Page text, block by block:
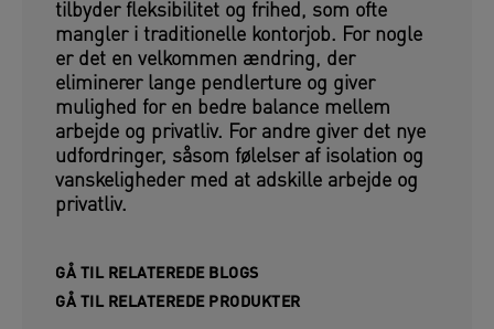
tilbyder fleksibilitet og frihed, som ofte
mangler i traditionelle kontorjob. For nogle
er det en velkommen ændring, der
eliminerer lange pendlerture og giver
mulighed for en bedre balance mellem
arbejde og privatliv. For andre giver det nye
udfordringer, såsom følelser af isolation og
vanskeligheder med at adskille arbejde og
privatliv.
GÅ TIL RELATEREDE BLOGS
GÅ TIL RELATEREDE PRODUKTER